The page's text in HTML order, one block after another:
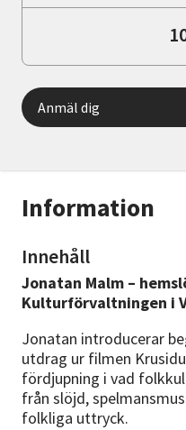
Information
Innehåll
Jonatan Malm –
Kulturförvaltningen i
Jonatan introducerar
utdrag ur filmen
fördjupning i vad
från slöjd,
folkliga uttryck.
Anmäl dig